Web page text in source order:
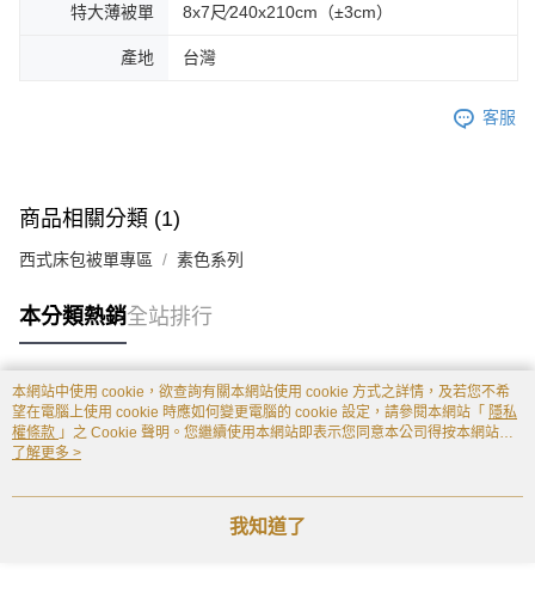
特大薄被單 8x7尺∕240x210cm（±3cm）
產地 台灣
客服
商品相關分類 (1)
西式床包被單專區 素色系列
本分類熱銷全站排行
熱門標籤
本網站中使用 cookie，欲查詢有關本網站使用 cookie 方式之詳情，及若您不希
望在電腦上使用 cookie 時應如何變更電腦的 cookie 設定，請參閱本網站「 隱私
權條款 」之 Cookie 聲明。您繼續使用本網站即表示您同意本公司得按本網站使
用條款之 Cookie 聲明使用 cookie。
了解更多 >
我知道了